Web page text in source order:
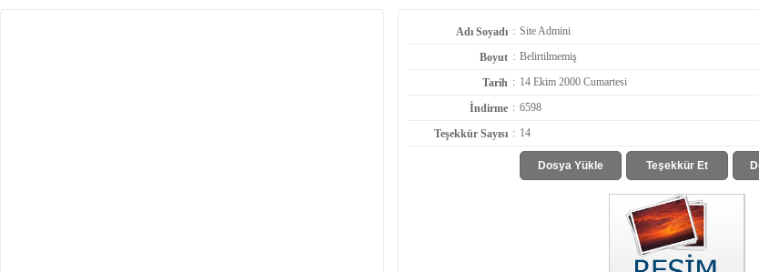
Adı Soyadı : Site Admini
Boyut : Belirtilmemiş
Tarih : 14 Ekim 2000 Cumartesi
İndirme : 6598
Teşekkür Sayısı : 14
Dosya Yükle Teşekkür Et